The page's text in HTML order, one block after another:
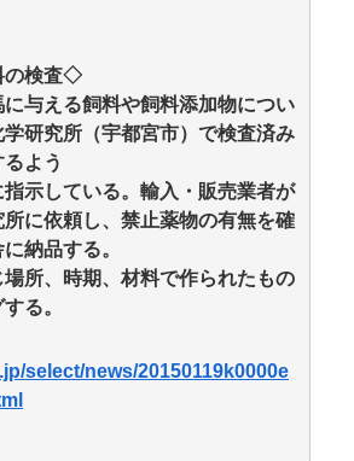
の検査◇
に与える飼料や飼料添加物につい
研究所（宇都宮市）で検査済み
よう
示している。輸入・販売業者が
所に依頼し、禁止薬物の有無を確
納品する。
所、時期、材料で作られたもの
る。
select/news/20150119k0000e